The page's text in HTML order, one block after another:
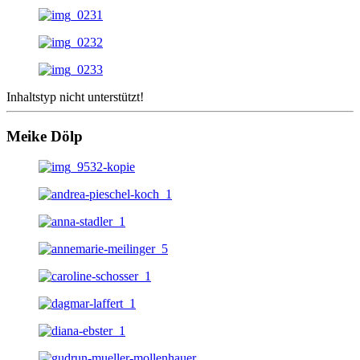
Inhaltstyp nicht unterstützt!
Meike Dölp